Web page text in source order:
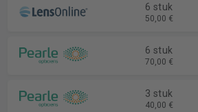
6 stuk
50,00 €
6 stuk
70,00 €
3 stuk
40,00 €